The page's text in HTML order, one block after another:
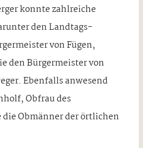
konnte zahlreiche
den Landtags-
von Fügen,
den Bürgermeister von
Ebenfalls anwesend
Obfrau des
Obmänner der örtlichen